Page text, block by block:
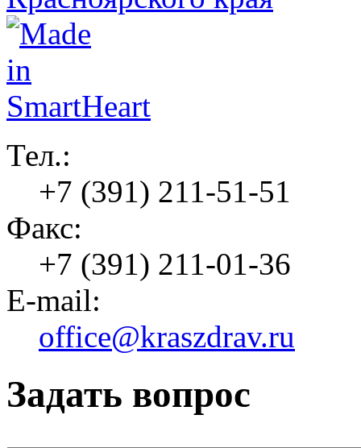
Тел.:
+7 (391) 211-51-51
Факс:
+7 (391) 211-01-36
E-mail:
office@kraszdrav.ru
Задать вопрос